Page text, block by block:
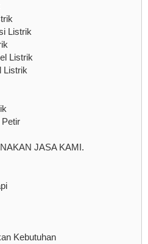
Listrik
Listrik
Listrik
JASA KAMI.
Kebutuhan